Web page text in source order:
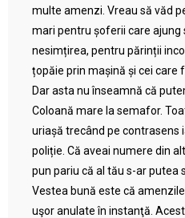
multe amenzi. Vreau să văd
mari pentru șoferii care ajung
nesimțirea, pentru părinții
țopăie prin mașină și cei care
Dar asta nu înseamnă că
Coloană mare la semafor.
uriașă trecând pe contrasens
poliție. Că aveai numere din
pun pariu că al tău s-ar putea
Vestea bună este că
uşor anulate în instanţă.